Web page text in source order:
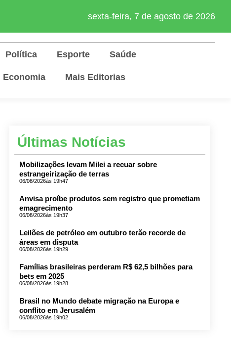
sexta-feira, 7 de agosto de 2026
Política Esporte Saúde
Economia Mais Editorias
Últimas Notícias
Mobilizações levam Milei a recuar sobre
estrangeirização de terras
06/08/2026às 19h47
Anvisa proíbe produtos sem registro que prometiam
emagrecimento
06/08/2026às 19h37
Leilões de petróleo em outubro terão recorde de
áreas em disputa
06/08/2026às 19h29
Famílias brasileiras perderam R$ 62,5 bilhões para
bets em 2025
06/08/2026às 19h28
Brasil no Mundo debate migração na Europa e
conflito em Jerusalém
06/08/2026às 19h02